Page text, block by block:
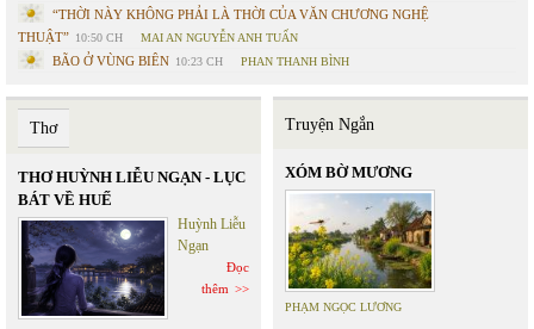
“THỜI NÀY KHÔNG PHẢI LÀ THỜI CỦA VĂN CHƯƠNG NGHỆ
THUẬT” 10:50 CH MAI AN NGUYỄN ANH TUẤN
BÃO Ở VÙNG BIÊN 10:23 CH PHAN THANH BÌNH
Thơ
THƠ HUỲNH LIỄU NGẠN - LỤC
BÁT VỀ HUẾ
Huỳnh Liễu
Ngạn
Đọc
thêm
Truyện Ngắn
XÓM BỜ MƯƠNG
PHẠM NGỌC LƯƠNG